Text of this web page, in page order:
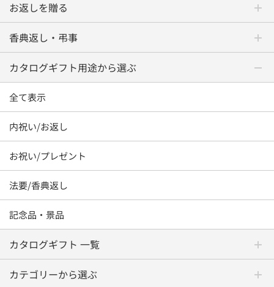
お返しを贈る
香典返し・弔事
カタログギフト用途から選ぶ
全て表示
内祝い/お返し
お祝い/プレゼント
法要/香典返し
記念品・景品
カタログギフト 一覧
カテゴリーから選ぶ